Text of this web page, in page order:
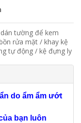
tường để kem
rửa mặt / khay kệ
tự động / kệ đựng ly
do ẩm ẩm ướt
bạn luôn